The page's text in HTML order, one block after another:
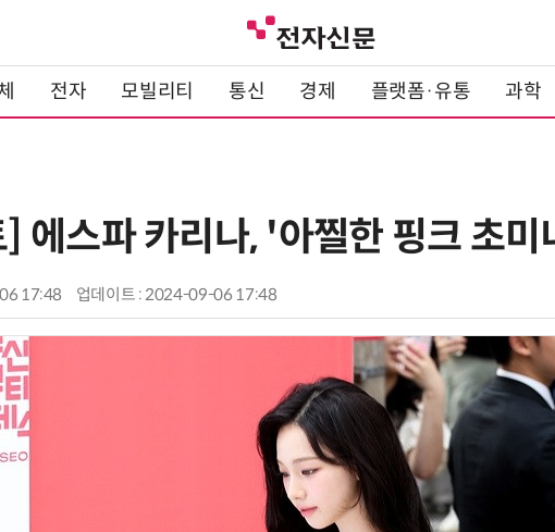
전자 모빌리티 통신 경제 플랫폼·유통 과학
에스파 카리나, '아찔한 핑크 초미
17:48 업데이트 : 2024-09-06 17:48